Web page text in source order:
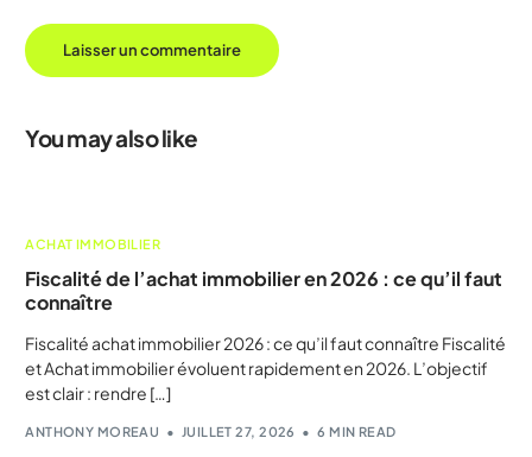
You may also like
ACHAT IMMOBILIER
Fiscalité de l’achat immobilier en 2026 : ce qu’il faut
connaître
Fiscalité achat immobilier 2026 : ce qu’il faut connaître Fiscalité
et Achat immobilier évoluent rapidement en 2026. L’objectif
est clair : rendre […]
ANTHONY MOREAU JUILLET 27, 2026 6 MIN READ